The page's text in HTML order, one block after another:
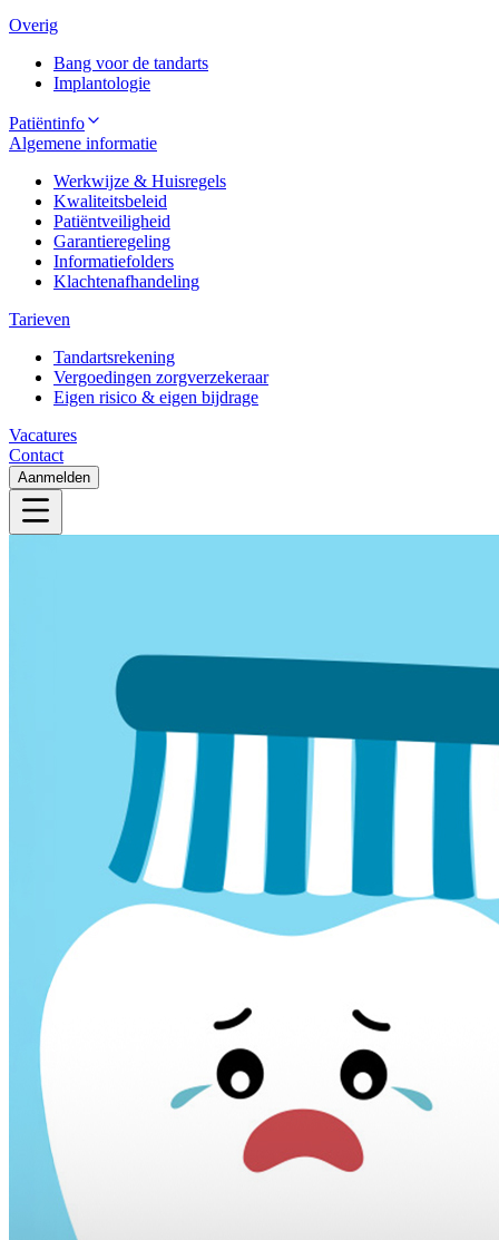
Overig
Bang voor de tandarts
Implantologie
Patiëntinfo
Algemene informatie
Werkwijze & Huisregels
Kwaliteitsbeleid
Patiëntveiligheid
Garantieregeling
Informatiefolders
Klachtenafhandeling
Tarieven
Tandartsrekening
Vergoedingen zorgverzekeraar
Eigen risico & eigen bijdrage
Vacatures
Contact
Aanmelden